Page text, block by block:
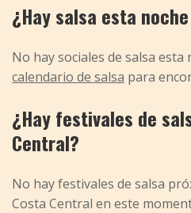
¿Hay salsa esta
No hay sociales de salsa esta
calendario de salsa para
¿Hay festivales de
Central?
No hay festivales de salsa
Costa Central en este